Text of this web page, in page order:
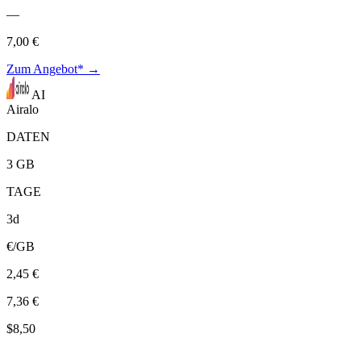
—
7,00 €
Zum Angebot* →
AI
Airalo
DATEN
3 GB
TAGE
3d
€/GB
2,45 €
7,36 €
$8,50